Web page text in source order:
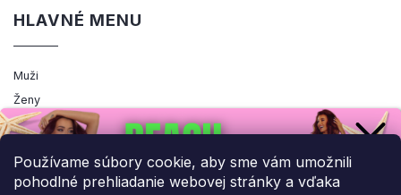
Používame súbory cookie, aby sme vám umožnili
pohodlné prehliadanie webovej stránky a vďaka
HLAVNÉ MENU
Muži
Ženy
Výpredaj